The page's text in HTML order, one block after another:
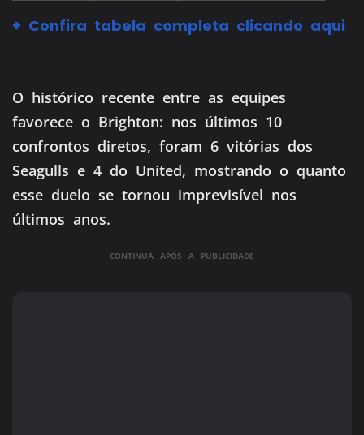
+ Confira tabela completa clicando aqui
O histórico recente entre as equipes
favorece o Brighton: nos últimos 10
confrontos diretos, foram 6 vitórias dos
Seagulls e 4 do United, mostrando o quanto
esse duelo se tornou imprevisível nos
últimos anos.
CONTINUA APÓS A PUBLICIDADE